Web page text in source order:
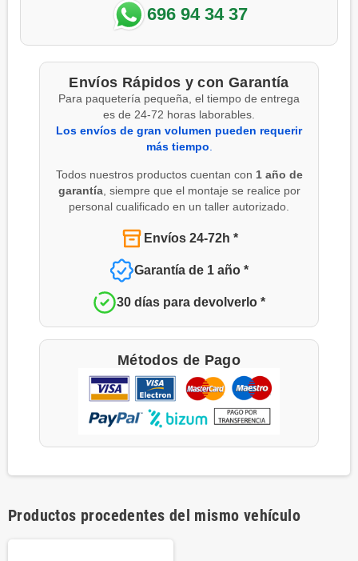
696 94 34 37
Envíos Rápidos y con Garantía
Para paquetería pequeña, el tiempo de entrega
es de 24-72 horas laborables.
Los envíos de gran volumen pueden requerir
más tiempo
Todos nuestros productos cuentan con 1 año de
garantía, siempre que el montaje se realice por
personal cualificado en un taller autorizado.
Envíos 24-72h *
Garantía de 1 año *
30 días para devolverlo *
Métodos de Pago
Productos procedentes del mismo vehículo